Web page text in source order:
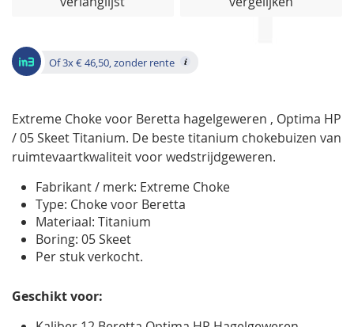
Of 3x € 46,50, zonder rente
Extreme Choke voor Beretta hagelgeweren , Optima HP
/ 05 Skeet Titanium. De beste titanium chokebuizen van
ruimtevaartkwaliteit voor wedstrijdgeweren.
Fabrikant / merk: Extreme Choke
Type: Choke voor Beretta
Materiaal: Titanium
Boring: 05 Skeet
Per stuk verkocht.
Geschikt voor: